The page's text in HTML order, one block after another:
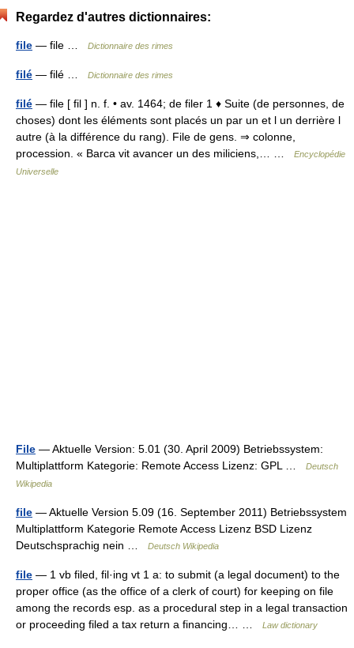
Regardez d'autres dictionnaires:
file — file … Dictionnaire des rimes
filé — filé … Dictionnaire des rimes
filé — file [ fil ] n. f. • av. 1464; de filer 1 ♦ Suite (de personnes, de
choses) dont les éléments sont placés un par un et l un derrière l
autre (à la différence du rang). File de gens. ⇒ colonne,
procession. « Barca vit avancer un des miliciens,… …
Encyclopédie
Universelle
File — Aktuelle Version: 5.01 (30. April 2009) Betriebssystem:
Multiplattform Kategorie: Remote Access Lizenz: GPL …
Deutsch
Wikipedia
file — Aktuelle Version 5.09 (16. September 2011) Betriebssystem
Multiplattform Kategorie Remote Access Lizenz BSD Lizenz
Deutschsprachig nein …
Deutsch Wikipedia
file — 1 vb filed, fil·ing vt 1 a: to submit (a legal document) to the
proper office (as the office of a clerk of court) for keeping on file
among the records esp. as a procedural step in a legal transaction
or proceeding filed a tax return a financing… …
Law dictionary